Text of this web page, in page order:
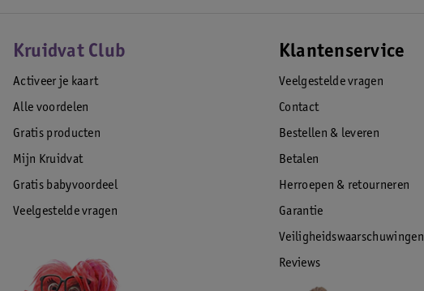
Kruidvat Club
Activeer je kaart
Alle voordelen
Gratis producten
Mijn Kruidvat
Gratis babyvoordeel
Veelgestelde vragen
Klantenservice
Veelgestelde vragen
Contact
Bestellen & leveren
Betalen
Herroepen & retourneren
Garantie
Veiligheidswaarschuwingen
Reviews